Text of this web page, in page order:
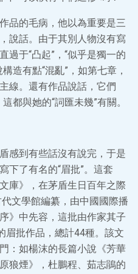
品的毛病，他以為重要是三
說話。由于其別人物沒有寫
過于“凸起”，“似乎是獨一的
造有點“混亂”，如第七章，
線。還有作品說話，它們
都與她的“詞匯未幾”有關。
感到有些話沒有說完，于是
下了有名的“眉批”。這套
庫》，在茅盾生日百年之際
文學館編纂，由中國國際播
》中先容，這批由作家其子
眉批作品，總計44種。該文
：如楊沫的長篇小說《芳華
狼煙》，杜鵬程、茹志鵑的